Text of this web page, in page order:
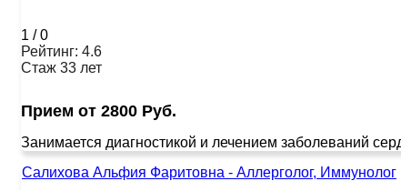
1 /0
Рейтинг: 4.6
Стаж 33 лет
Прием от 2800 Руб.
Занимается диагностикой и лечением заболеваний
Салихова Альфия Фаритовна - Аллерголог, Иммунолог